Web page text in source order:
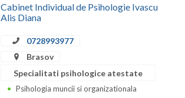
Cabinet Individual de Psihologie Ivascu
Alis Diana
0728993977
Brasov
Specialitati psihologice atestate
Psihologia muncii si organizationala